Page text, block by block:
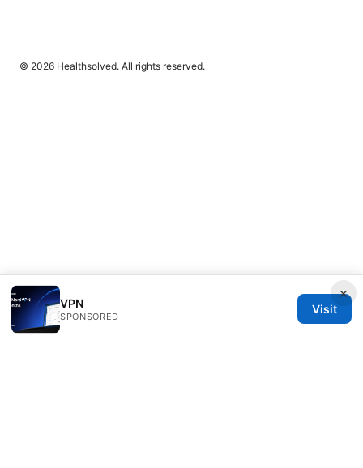
×
VPN
SPONSORED
Visit
© 2026 Healthsolved. All rights reserved.